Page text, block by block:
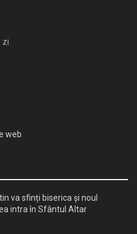
zi
web
va sfinți biserica și noul
intra în Sfântul Altar